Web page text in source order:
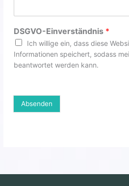
DSGVO-Einverständnis *
Ich willige ein, dass diese
Informationen speichert, sodass
beantwortet werden kann.
Absenden